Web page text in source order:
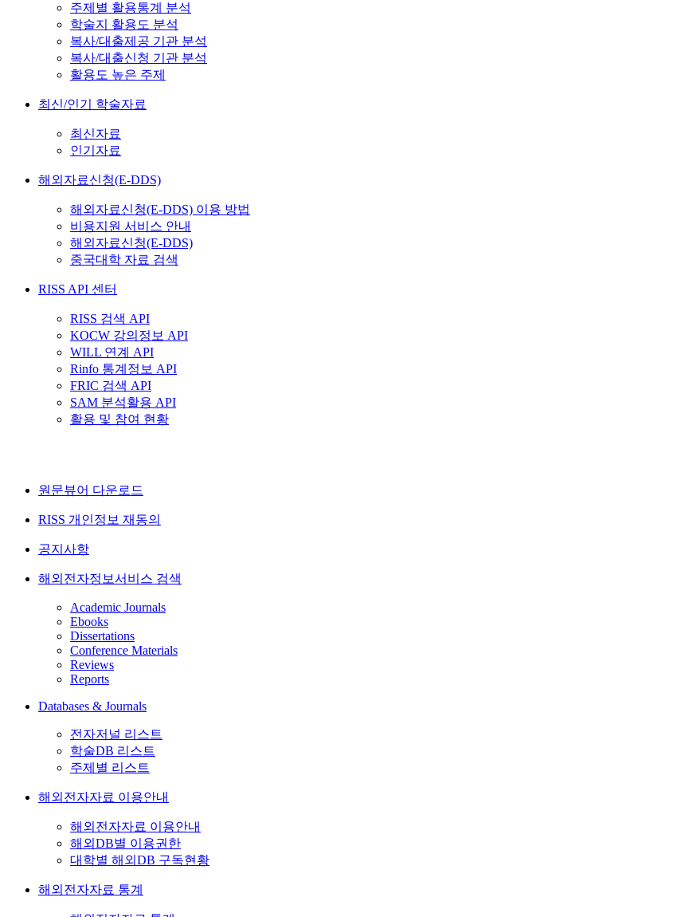
주제별 활용통계 분석
학술지 활용도 분석
복사/대출제공 기관 분석
복사/대출신청 기관 분석
활용도 높은 주제
최신/인기 학술자료
최신자료
인기자료
해외자료신청(E-DDS)
해외자료신청(E-DDS) 이용 방법
비용지원 서비스 안내
해외자료신청(E-DDS)
중국대학 자료 검색
RISS API 센터
RISS 검색 API
KOCW 강의정보 API
WILL 연계 API
Rinfo 통계정보 API
FRIC 검색 API
SAM 분석활용 API
활용 및 참여 현황
원문뷰어 다운로드
RISS 개인정보 재동의
공지사항
해외전자정보서비스 검색
Academic Journals
Ebooks
Dissertations
Conference Materials
Reviews
Reports
Databases & Journals
전자저널 리스트
학술DB 리스트
주제별 리스트
해외전자자료 이용안내
해외전자자료 이용안내
해외DB별 이용권한
대학별 해외DB 구독현황
해외전자자료 통계